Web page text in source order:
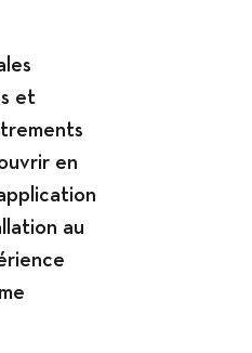
et
en
au